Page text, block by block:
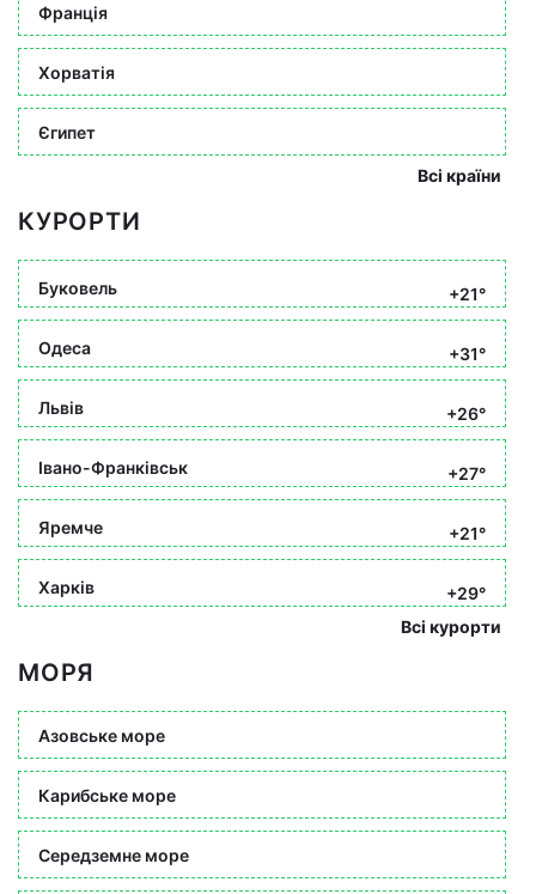
Франція
Хорватія
Єгипет
Всі країни
КУРОРТИ
Буковель +21°
Одеса +31°
Львів +26°
Івано-Франківськ +27°
Яремче +21°
Харків
+29°
Всі курорти
МОРЯ
Азовське море
Карибське море
Середземне море